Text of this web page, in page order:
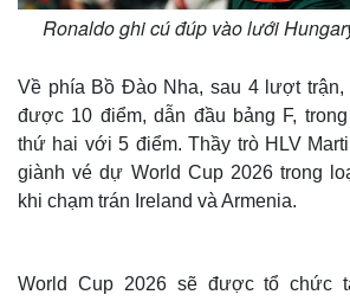
Ronaldo ghi cú đúp vào lưới
Về phía Bồ Đào Nha, sau 4 lượt
được 10 điểm, dẫn đầu bảng F,
thứ hai với 5 điểm. Thầy trò HLV
giành vé dự World Cup 2026 trong
khi chạm trán Ireland và Armenia.
World Cup 2026 sẽ được tổ chức